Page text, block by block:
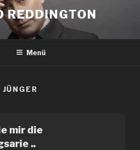
REDDINGTON
Menü
JÜNGER
mir die
..